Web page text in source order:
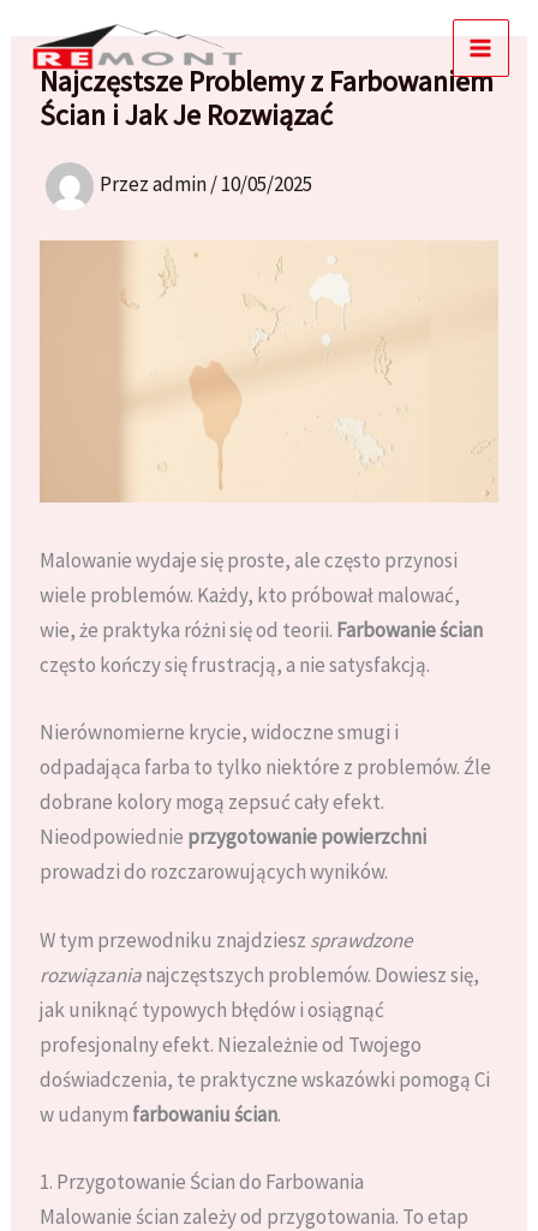
treściNajczęstsze Problemy z Farbowaniem
Ścian i Jak Je Rozwiązać
Przezadmin/10/05/2025
Malowanie wydaje się proste, ale często przynosi
wiele problemów. Każdy, kto próbował malować,
wie, że praktyka różni się od teorii. Farbowanie ścian
często kończy się frustracją, a nie satysfakcją.
Nierównomierne krycie, widoczne smugi i
odpadająca farba to tylko niektóre z problemów. Źle
dobrane kolory mogą zepsuć cały efekt.
Nieodpowiednie przygotowanie powierzchni
prowadzi do rozczarowujących wyników.
W tym przewodniku znajdziesz sprawdzone
rozwiązanianajczęstszych problemów. Dowiesz się,
jak uniknąć typowych błędów i osiągnąć
profesjonalny efekt. Niezależnie od Twojego
doświadczenia, te praktyczne wskazówki pomogą Ci
w udanym farbowaniu ścian.
1. Przygotowanie Ścian do Farbowania
Malowanie ścian zależy od przygotowania. To etap